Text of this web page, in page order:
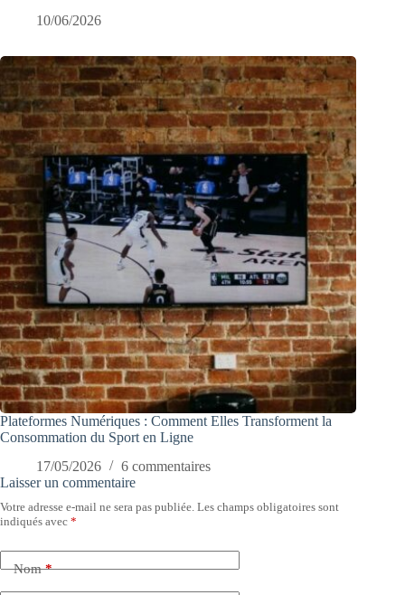
10/06/2026
Plateformes Numériques : Comment Elles Transforment la
Consommation du Sport en Ligne
17/05/2026
6 commentaires
Laisser un commentaire
Votre adresse e-mail ne sera pas publiée. Les champs obligatoires sont
indiqués avec *
Nom*